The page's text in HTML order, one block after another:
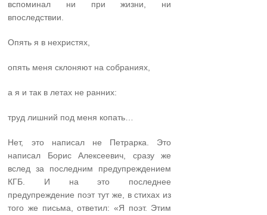
вспоминал ни при жизни, ни
впоследствии.
Опять я в нехристях,
опять меня склоняют на собраниях,
а я и так в летах не ранних:
труд лишний под меня копать…
Нет, это написал не Петрарка. Это
написал Борис Алексеевич, сразу же
вслед за последним предупреждением
КГБ. И на это последнее
предупреждение поэт тут же, в стихах из
того же письма, ответил: «Я поэт. Этим